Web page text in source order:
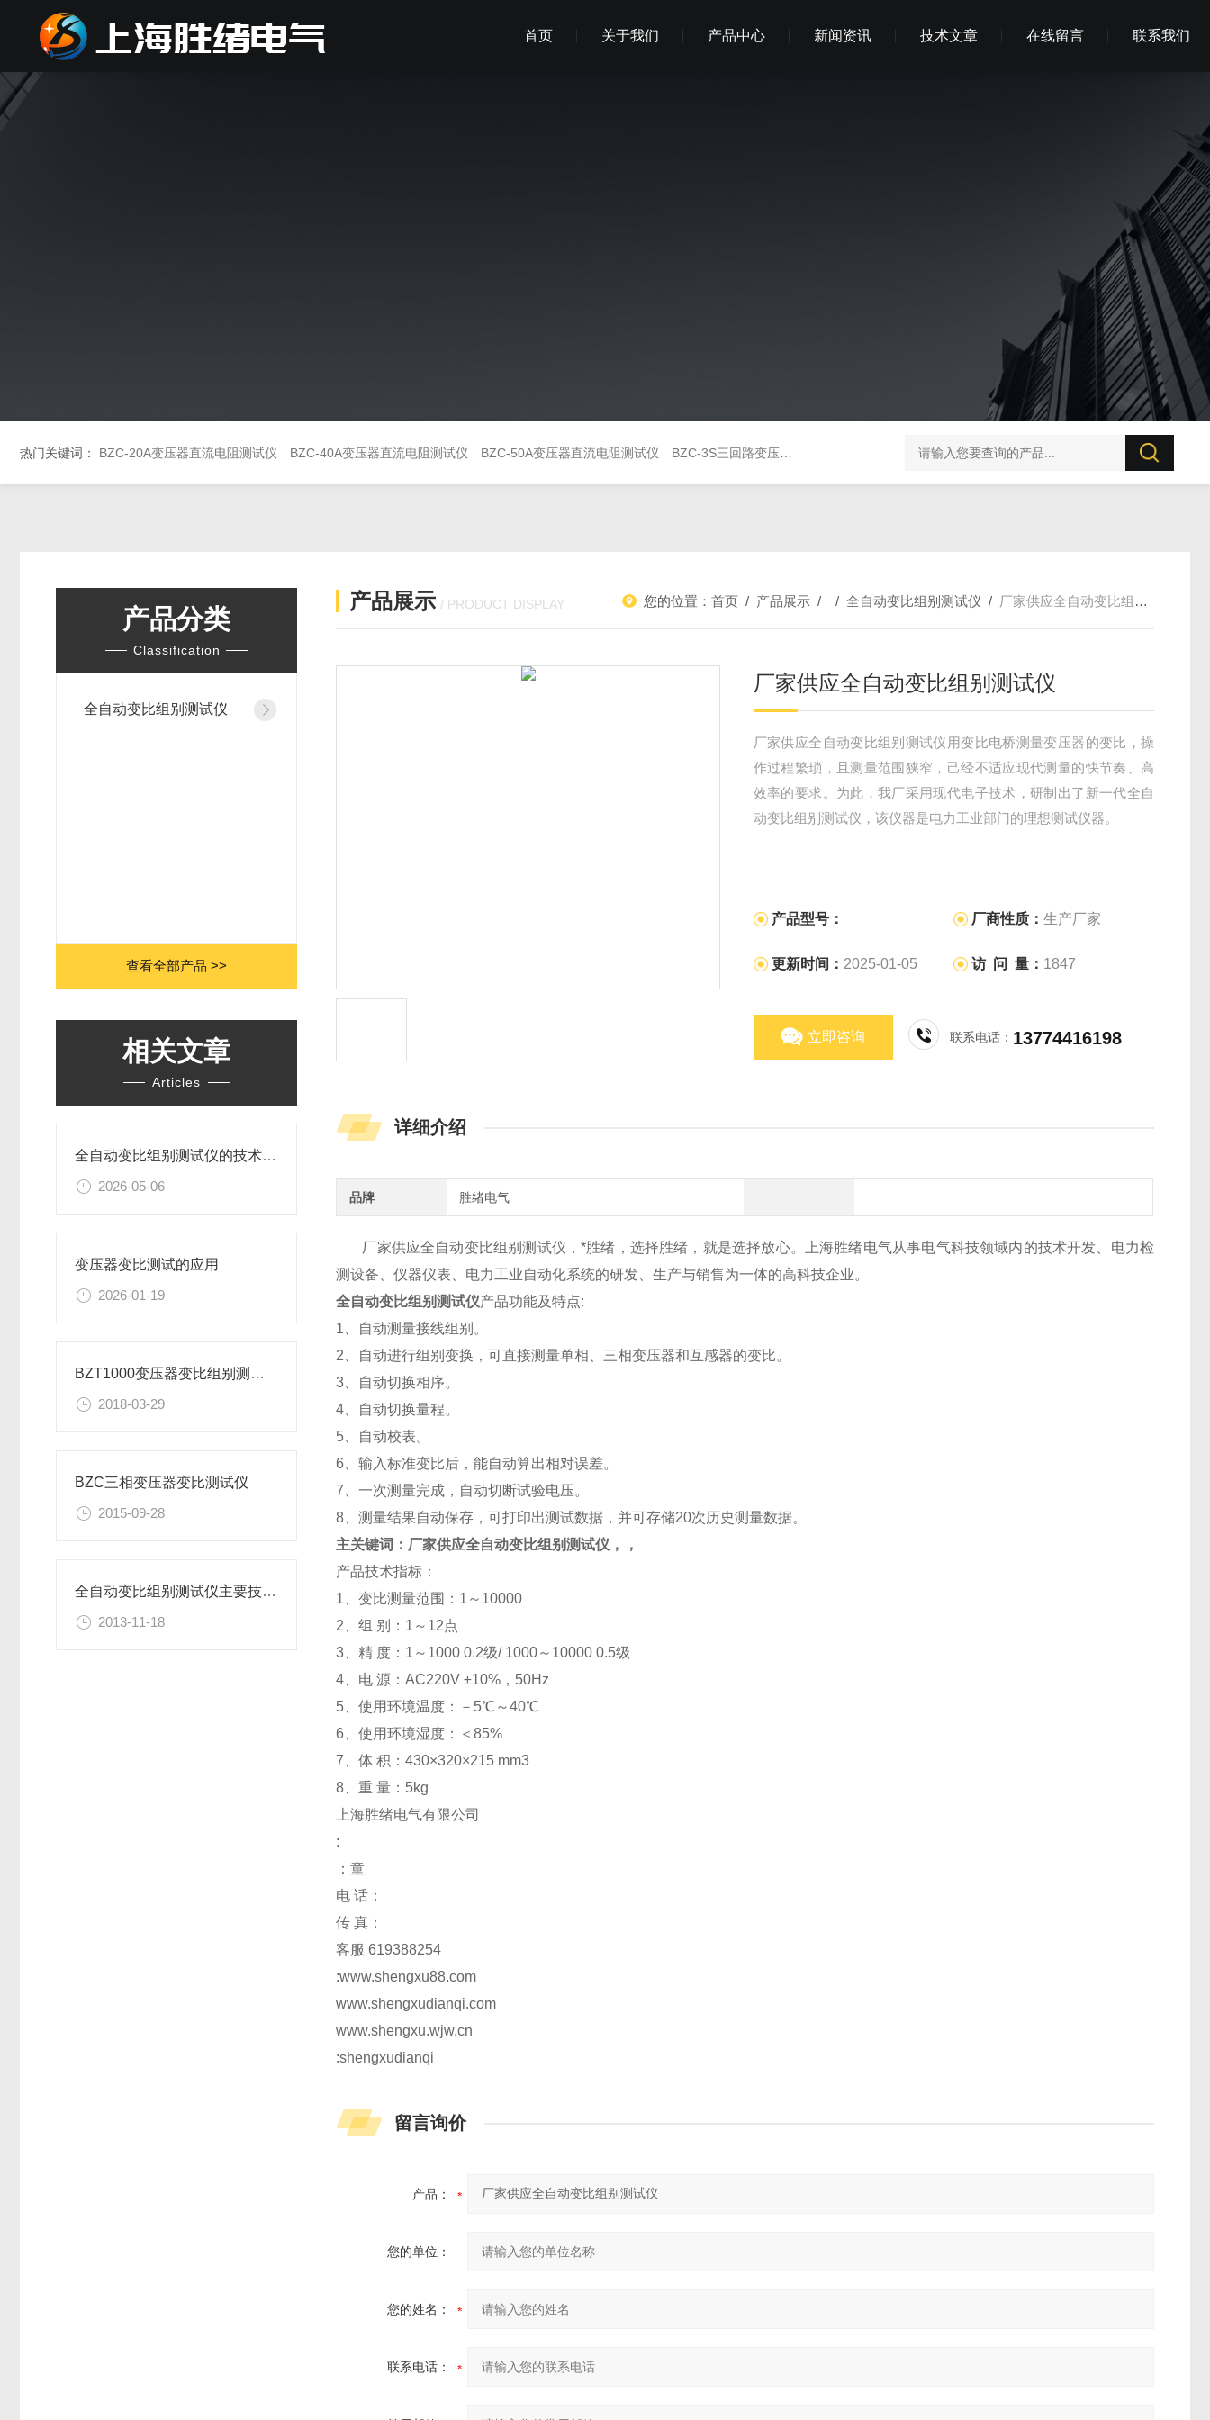
首页 关于我们 产品中心 新闻资讯 技术文章 在线留言 联系我们
热门关键词： BZC-20A变压器直流电阻测试仪 BZC-40A变压器直流电阻测试仪 BZC-50A变压器直流电阻测试仪 BZC-3S三回路变压器直流电阻测试仪 BZX-20S 变压器直流电阻测试仪 PC57直流电阻测量仪
产品分类
Classification
全自动变比组别测试仪
查看全部产品 >>
相关文章
Articles
全自动变比组别测试仪的技术应用分析
2026-05-06
变压器变比测试的应用
2026-01-19
BZT1000变压器变比组别测试仪有哪些优点
2018-03-29
BZC三相变压器变比测试仪
2015-09-28
全自动变比组别测试仪主要技术指标
2013-11-18
产品展示 / PRODUCT DISPLAY 您的位置：首页 / 产品展示 / /全自动变比组别测试仪 / 厂家供应全自动变比组别测试仪
厂家供应全自动变比组别测试仪
厂家供应全自动变比组别测试仪用变比电桥测量变压器的变比，操
作过程繁琐，且测量范围狭窄，己经不适应现代测量的快节奏、高
效率的要求。为此，我厂采用现代电子技术，研制出了新一代全自
动变比组别测试仪，该仪器是电力工业部门的理想测试仪器。
产品型号： 厂商性质：生产厂家
更新时间： 2025-01-05 访 问 量： 1847
立即咨询 联系电话： 13774416198
详细介绍
品牌 胜绪电气
厂家供应全自动变比组别测试仪，*胜绪，选择胜绪，就是选择放心。上海胜绪电气从事电气科技领域内的技术开发、电力检
测设备、仪器仪表、电力工业自动化系统的研发、生产与销售为一体的高科技企业。
全自动变比组别测试仪产品功能及特点:
1、自动测量接线组别。
2、自动进行组别变换，可直接测量单相、三相变压器和互感器的变比。
3、自动切换相序。
4、自动切换量程。
5、自动校表。
6、输入标准变比后，能自动算出相对误差。
7、一次测量完成，自动切断试验电压。
8、测量结果自动保存，可打印出测试数据，并可存储20次历史测量数据。
主关键词：厂家供应全自动变比组别测试仪，
，
产品技术指标：
1、变比测量范围：1～10000
2、组 别：1～12点
3、精 度：1～1000 0.2级/ 1000～10000 0.5级
4、电 源：AC220V ±10%，50Hz
5、使用环境温度：－5℃～40℃
6、使用环境湿度：＜85%
7、体 积：430×320×215 mm3
8、重 量：5kg
上海胜绪电气有限公司
:
：童
电 话：
传 真：
客服 619388254
:www.shengxu88.com
www.shengxudianqi.com
www.shengxu.wjw.cn
:shengxudianqi
留言询价
产品：
您的单位：
您的姓名：
联系电话：